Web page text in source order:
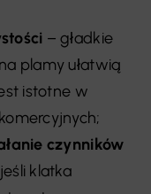
– gładkie
plamy ułatwią
istotne w
czynników
klatka